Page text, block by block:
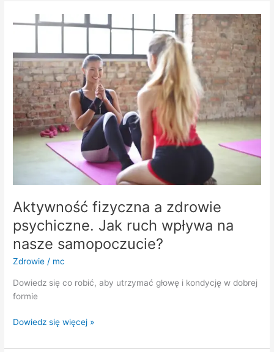
Aktywność fizyczna a zdrowie
psychiczne. Jak ruch wpływa na
nasze samopoczucie?
Zdrowie / mc
Dowiedz się co robić, aby utrzymać głowę i kondycję w dobrej
formie
Aktywność
zdrowie
psychiczne.
Jak
ruch
wpływa
na
nasze
samopoczucie?
Dowiedz się więcej »